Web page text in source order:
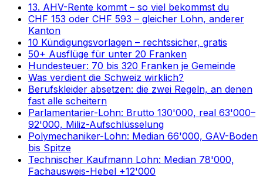
13. AHV-Rente kommt – so viel bekommst du
CHF 153 oder CHF 593 – gleicher Lohn, anderer
Kanton
10 Kündigungsvorlagen – rechtssicher, gratis
50+ Ausflüge für unter 20 Franken
Hundesteuer: 70 bis 320 Franken je Gemeinde
Was verdient die Schweiz wirklich?
Berufskleider absetzen: die zwei Regeln, an denen
fast alle scheitern
Parlamentarier-Lohn: Brutto 130'000, real 63'000–
92'000, Miliz-Aufschlüsselung
Polymechaniker-Lohn: Median 66'000, GAV-Boden
bis Spitze
Technischer Kaufmann Lohn: Median 78'000,
Fachausweis-Hebel +12'000